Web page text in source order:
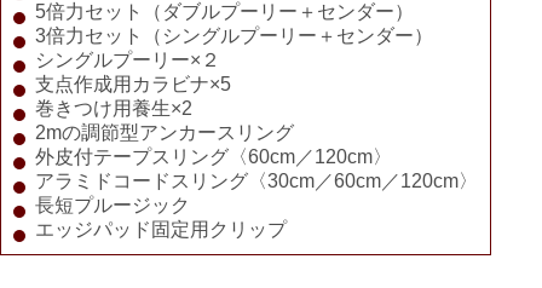
5倍力セット（ダブルプーリー＋センダー）
3倍力セット（シングルプーリー＋センダー）
シングルプーリー×２
支点作成用カラビナ×5
巻きつけ用養生×2
2mの調節型アンカースリング
外皮付テープスリング〈60cm／120cm〉
アラミドコードスリング〈30cm／60cm／120cm〉
長短プルージック
エッジパッド固定用クリップ